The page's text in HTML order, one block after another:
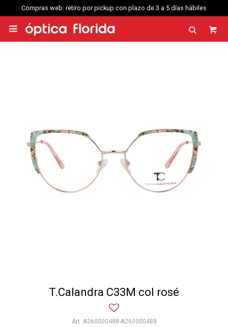
Compras web: retiro por pickup con plazo de 3 a 5 días hábiles

T.Calandra C33M col rosé
A260000488-A260000488